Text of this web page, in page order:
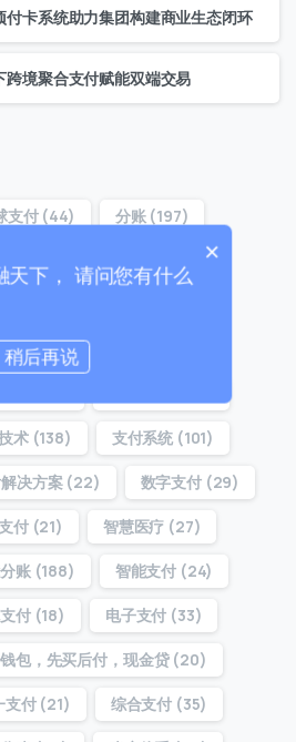
卡系统助力集团构建商业生态闭环
境聚合支付赋能双端交易
支付(44) 分账(197)
账(21)
术(138) 支付系统 (101)
决方案(22) 数字支付(29)
付(21) 智慧医疗 (27)
账(188) 智能支付 (24)
付(18) 电子支付 (33)
包，先买后付，现金贷(20)
支付(21) 综合支付 (35)
。
0 / 180
间： 30 分钟内
×
天下， 请问您有什么
稍后再说